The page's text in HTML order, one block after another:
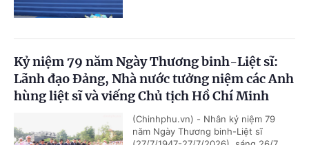
Kỷ niệm 79 năm Ngày Thương binh-Liệt sĩ:
Lãnh đạo Đảng, Nhà nước tưởng niệm các Anh
hùng liệt sĩ và viếng Chủ tịch Hồ Chí Minh
(Chinhphu.vn) - Nhân kỷ niệm 79
năm Ngày Thương binh-Liệt sĩ